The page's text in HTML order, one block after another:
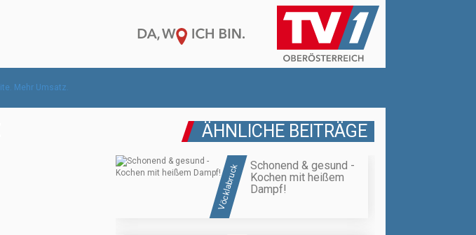
ÄHNLICHE BEITRÄGE
Vöcklabruck
Schonend & gesund -
Kochen mit heißem
Dampf!